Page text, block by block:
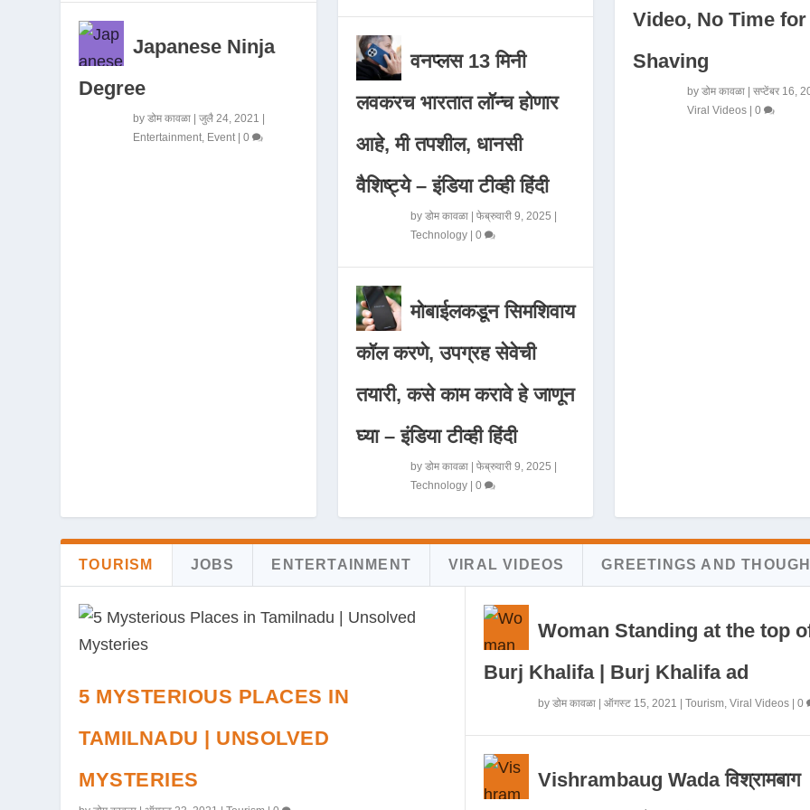
Japanese Ninja
Degree
byडोम कावळा |जुलै 24, 2021 |
Entertainment Event |0
वनप्लस 13 मिनी
लवकरच भारतात लॉन्च होणार
आहे, मी तपशील, धानसी
वैशिष्ट्ये – इंडिया टीव्ही हिंदी
by डोम कावळा| फेब्रुवारी 9, 2025
Technology| 0
मोबाईलकडून सिमशिवाय
कॉल करणे, उपग्रह सेवेची
तयारी, कसे काम करावे हे जाणून
घ्या – इंडिया टीव्ही हिंदी
by डोम कावळा| फेब्रुवारी 9, 2025
Technology| 0
Video, No Time for
Shaving
by डोम कावळा| सप्टेंबर 16,
Viral Videos| 0
TOURISM JOBS ENTERTAINMENT VIRAL VIDEOS GREETINGS AND
5 MYSTERIOUS PLACES IN
TAMILNADU | UNSOLVED
MYSTERIES
Woman Standing at the top
Burj Khalifa | Burj Khalifa ad
by डोम कावळा| ऑगस्ट 15, 2021 Tourism, Viral Videos| 0
Vishrambaug Wada विश्रामबाग